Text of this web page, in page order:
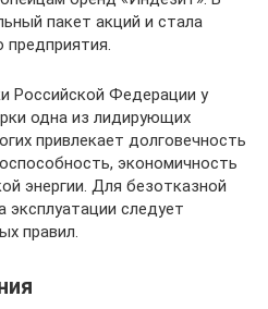
пакет акций и стала
предприятия.
Российской Федерации у
одна из лидирующих
привлекает долговечность
экономичность
энергии. Для безотказной
эксплуатации следует
правил.